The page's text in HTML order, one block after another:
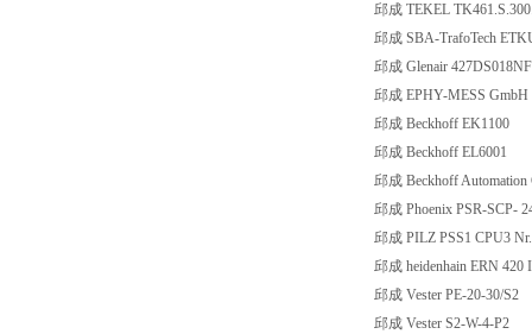
邱成 TEKEL
邱成 SBA-TrafoTech
邱成 Glenair
邱成 EPHY-MESS GmbH
邱成 Beckhoff EK1100
邱成 Beckhoff EL6001
邱成 Beckhoff Automation
邱成 Phoenix PSR-SCP-
邱成 PILZ PSS1 CPU3
邱成 heidenhain ERN 420
邱成 Vester PE-20-30/S2
邱成 Vester S2-W-4-P2